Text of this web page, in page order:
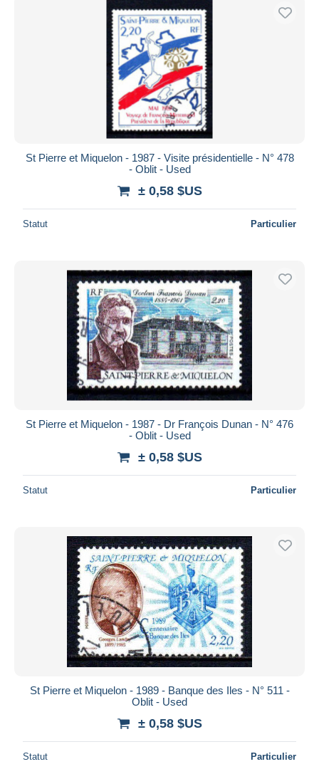
St Pierre et Miquelon - 1987 - Visite présidentielle - N° 478
- Oblit - Used
± 0,58 $US
Statut Particulier
St Pierre et Miquelon - 1987 - Dr François Dunan - N° 476
- Oblit - Used
± 0,58 $US
Statut Particulier
St Pierre et Miquelon - 1989 - Banque des Iles - N° 511 -
Oblit - Used
± 0,58 $US
Statut Particulier